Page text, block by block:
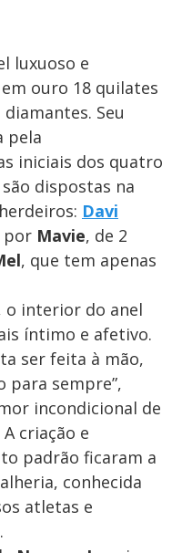
luxuoso e
ouro 18 quilates
Seu
pela
iniciais dos quatro
dispostas na
Davi
por Mavie, de 2
, que tem apenas
o interior do anel
íntimo e afetivo.
ser feita à mão,
para sempre”,
incondicional de
criação e
padrão ficaram a
conhecida
atletas e